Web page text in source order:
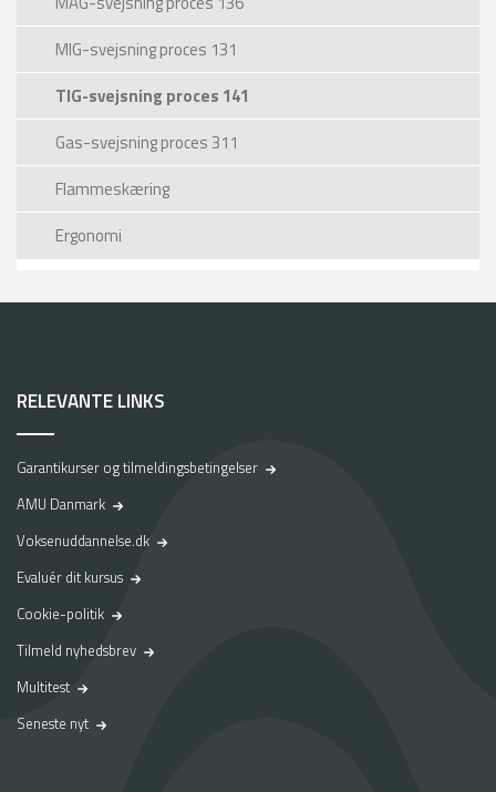
MIG-svejsning proces 131
TIG-svejsning proces 141
Gas-svejsning proces 311
Flammeskæring
Ergonomi
RELEVANTE LINKS
Garantikurser og tilmeldingsbetingelser
AMU Danmark
Voksenuddannelse.dk
Evaluér dit kursus
Cookie-politik
Tilmeld nyhedsbrev
Multitest
Seneste nyt